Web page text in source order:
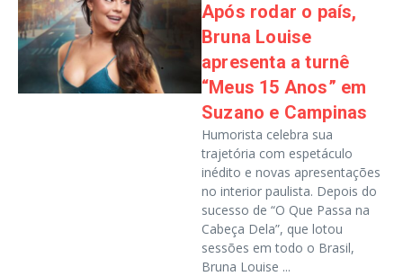
Após rodar o país,
Bruna Louise
apresenta a turnê
“Meus 15 Anos” em
Suzano e Campinas
Humorista celebra sua
trajetória com espetáculo
inédito e novas apresentações
no interior paulista. Depois do
sucesso de “O Que Passa na
Cabeça Dela”, que lotou
sessões em todo o Brasil,
Bruna Louise ...